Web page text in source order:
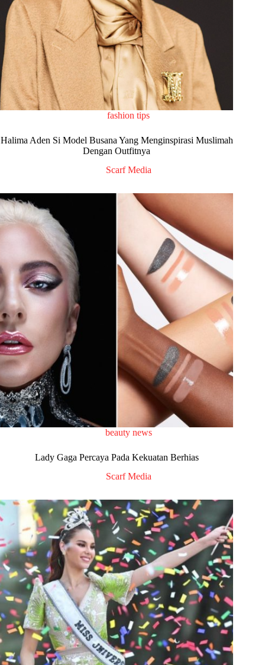
fashion tips
Halima Aden Si Model Busana Yang Menginspirasi Muslimah
Dengan Outfitnya
Scarf Media
beauty news
Lady Gaga Percaya Pada Kekuatan Berhias
Scarf Media